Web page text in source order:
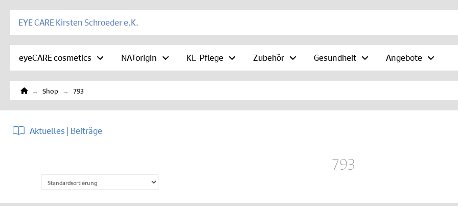
EYE CARE Kirsten Schroeder e.K.
eyeCARE cosmetics NATorigin KL-Pflege Zubehör Gesundheit Angebote
Home
→ Shop → 793
Aktuelles | Beiträge
793